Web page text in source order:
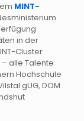
MINT-
in der
Cluster
alle Talente
Hochschule
gUG, DOM